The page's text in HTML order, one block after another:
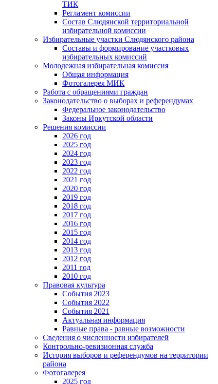
ТИК
Регламент комиссии
Состав Слюдянской территориальной
избирательной комиссии
Избирательные участки Слюдянского района
Составы и формирование участковых
избирательных комиссий
Молодежная избирательная комиссия
Общая информация
Фотогалерея МИК
Работа с обращениями граждан
Законодательство о выборах и референдумах
Федеральное законодательство
Законы Иркутской области
Решения комиссии
2026 год
2025 год
2024 год
2023 год
2022 год
2021 год
2020 год
2019 год
2018 год
2017 год
2016 год
2015 год
2014 год
2013 год
2012 год
2011 год
2010 год
Правовая культура
События 2023
События 2022
События 2021
Актуальная информация
Равные права - равные возможности
Сведения о численности избирателей
Контрольно-ревизионная служба
История выборов и референдумов на территории
района
Фотогалерея
2025 год